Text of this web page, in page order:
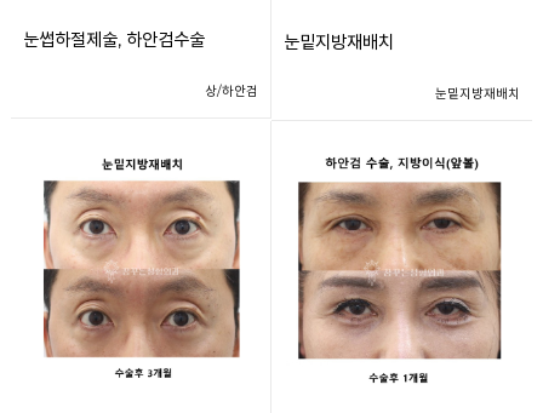
눈썹하절제술, 하안검수술
상/하안검
눈밑지방재배치
눈밑지방재배치